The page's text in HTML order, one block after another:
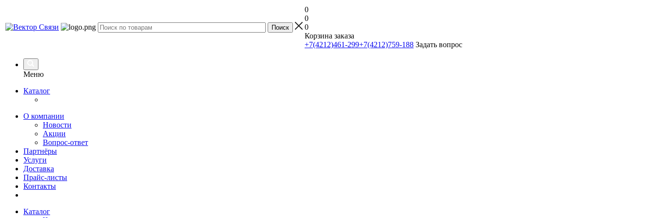
0
0
0
Корзина заказа
+7(4212)461-299+7(4212)759-188 Задать вопрос
Меню
Каталог
О компании
Новости
Акции
Вопрос-ответ
Партнёры
Услуги
Доставка
Прайс-листы
Контакты
Каталог